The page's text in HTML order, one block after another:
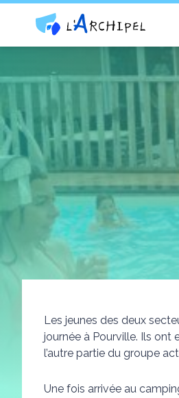
Centre social et
Les jeunes des deux
journée à Pourville. Ils ont
l’autre partie du groupe
Une fois arrivée au